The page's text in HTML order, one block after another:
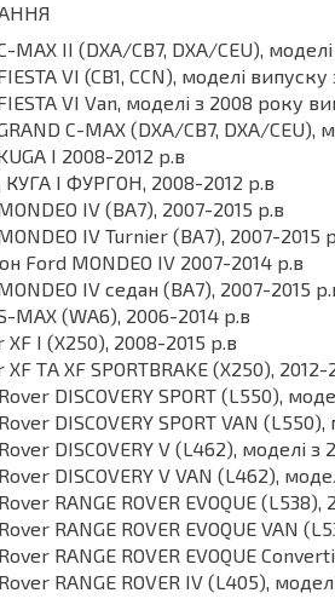
MAX II (DXA/CB7, DXA/CEU),
VI (CB1, CCN), моделі
VI Van, моделі з 2008 року
C-MAX (DXA/CB7, DXA/CEU),
I 2008-2012 р.в
І ФУРГОН, 2008-2012 р.в
IV (BA7), 2007-2015 р.в
IV Turnier (BA7), 2007-2015
Ford MONDEO IV 2007-2014 р.в
IV седан (BA7), 2007-2015
MAX (WA6), 2006-2014 р.в
XF I (X250), 2008-2015 р.в
XF ТА XF SPORTBRAKE (X250), 2012-
DISCOVERY SPORT (L550),
DISCOVERY SPORT VAN
DISCOVERY V (L462), моделі з
DISCOVERY V VAN (L462),
RANGE ROVER EVOQUE (L538),
RANGE ROVER EVOQUE VAN
RANGE ROVER EVOQUE
RANGE ROVER IV (L405),